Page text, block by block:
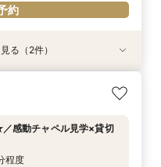
約
たり見学*大聖堂×選べる2
大聖堂×貸切邸宅見学フェ
〜
る（2件）
感動チャペル見学×貸切
程度